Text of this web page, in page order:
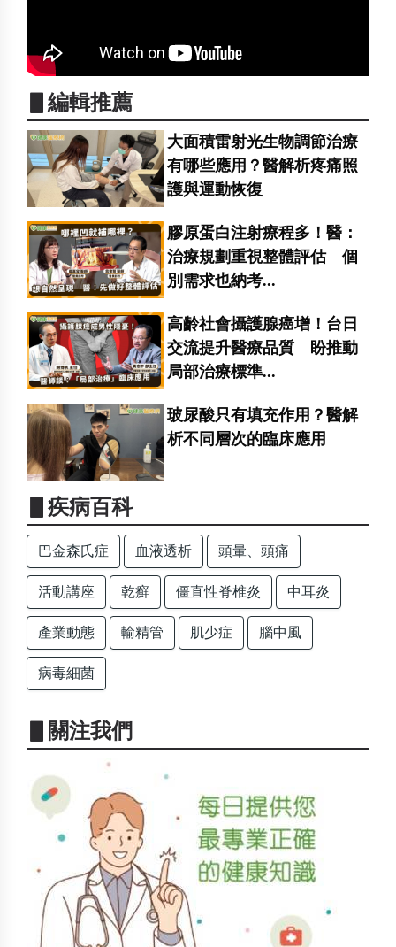
▋編輯推薦
大面積雷射光生物調節治療
有哪些應用？醫解析疼痛照
護與運動恢復
膠原蛋白注射療程多！醫：
治療規劃重視整體評估 個
別需求也納考...
高齡社會攝護腺癌增！台日
交流提升醫療品質 盼推動
局部治療標準...
玻尿酸只有填充作用？醫解
析不同層次的臨床應用
▋疾病百科
巴金森氏症 血液透析 頭暈、頭痛
活動講座 乾癬 僵直性脊椎炎 中耳炎
產業動態 輸精管 肌少症 腦中風
病毒細菌
▋關注我們